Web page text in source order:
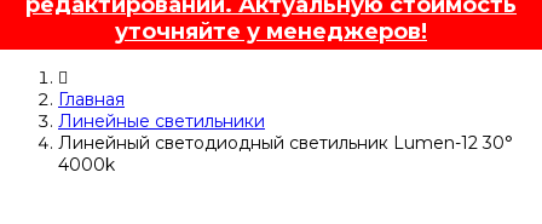
уточняйте у менеджеров!
Главная
Линейные светильники
Линейный светодиодный светильник Lumen-12 30°
4000k